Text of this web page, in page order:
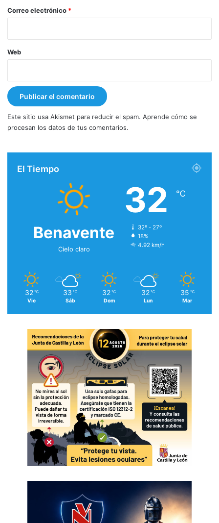
*
Correo electrónico *
Web
Este sitio usa Akismet para reducir el spam. Aprende cómo se
procesan los datos de tus comentarios.
El Tiempo
Benavente
Cielo claro
32 ℃
32º - 27º
18%
4.92 km/h
32 ℃
Vie
33 ℃
Sáb
32 ℃
Dom
32 ℃
Lun
35 ℃
Mar